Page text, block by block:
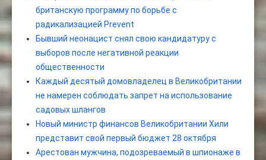
британскую программу по борьбе с
радикализацией Prevent
Бывший неонацист снял свою кандидатуру с
выборов после негативной реакции
общественности
Каждый десятый домовладелец в Великобритании
не намерен соблюдать запрет на использование
садовых шлангов
Новый министр финансов Великобритании Хили
представит свой первый бюджет 28 октября
Арестован мужчина, подозреваемый в шпионаже в